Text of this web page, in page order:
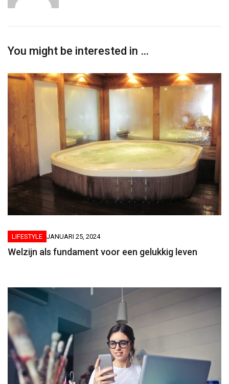
You might be interested in …
LIFESTYLE JANUARI 25, 2024
Welzijn als fundament voor een gelukkig leven